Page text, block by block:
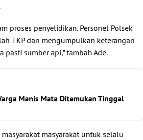
proses penyelidikan. Personel Polsek
TKP dan mengumpulkan keterangan
pasti sumber api,” tambah Ade.
Manis Mata Ditemukan Tinggal
masyarakat untuk selalu